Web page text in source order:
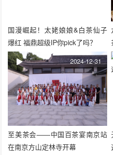
国漫崛起！太姥娘娘&白茶仙子
爆红 福鼎超级IP你pick了吗？
至美茶会——中国百茶宴南京站
在南京方山定林寺开幕
2024-12-31